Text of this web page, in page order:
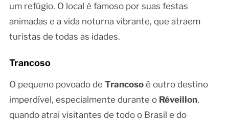
um refúgio. O local é famoso por suas festas
animadas e a vida noturna vibrante, que atraem
turistas de todas as idades.
Trancoso
O pequeno povoado de Trancosoé outro destino
imperdível, especialmente durante o Réveillon,
quando atrai visitantes de todo o Brasil e do